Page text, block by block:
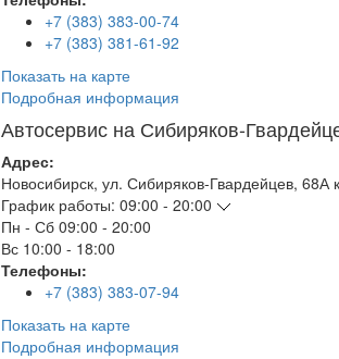
+7 (383) 383-00-74
+7 (383) 381-61-92
Показать на карте
Подробная информация
Автосервис на Сибиряков-
Адрес:
Новосибирск, ул. Сибиряков-Гвардейцев, 68А
График работы: 09:00 - 20:00
Пн - Сб 09:00 - 20:00
Вс 10:00 - 18:00
Телефоны:
+7 (383) 383-07-94
Показать на карте
Подробная информация